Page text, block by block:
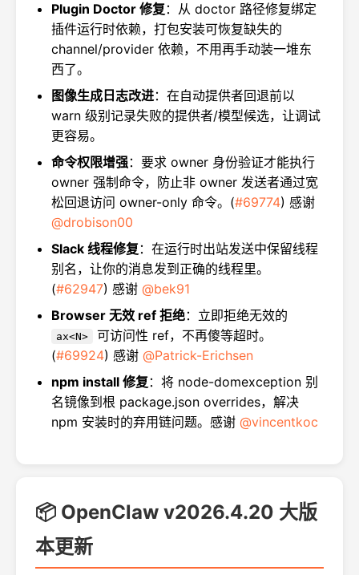
Plugin Doctor 修复 ：从 doctor 路径修复绑定
插件运行时依赖，打包安装可恢复缺失的
channel/provider 依赖，不用再手动装一堆东
西了。
图像生成日志改进：在自动提供者回退前以
warn 级别记录失败的提供者/模型候选，让调试
更容易。
命令权限增强：要求 owner 身份验证才能执行
owner 强制命令，防止非 owner 发送者通过宽
松回退访问 owner-only 命令。(#69774) 感谢
@drobison00
Slack 线程修复 ：在运行时出站发送中保留线程
别名，让你的消息发到正确的线程里。
(#62947) 感谢 @bek91
Browser 无效 ref 拒绝：立即拒绝无效的
ax<N>
可访问性 ref，不再傻等超时。
(#69924) 感谢 @Patrick-Erichsen
npm install 修复 ：将 node-domexception 别
名镜像到根 package.json overrides，解决
npm 安装时的弃用链问题。感谢 @vincentkoc
📦 OpenClaw v2026.4.20 大版
本更新